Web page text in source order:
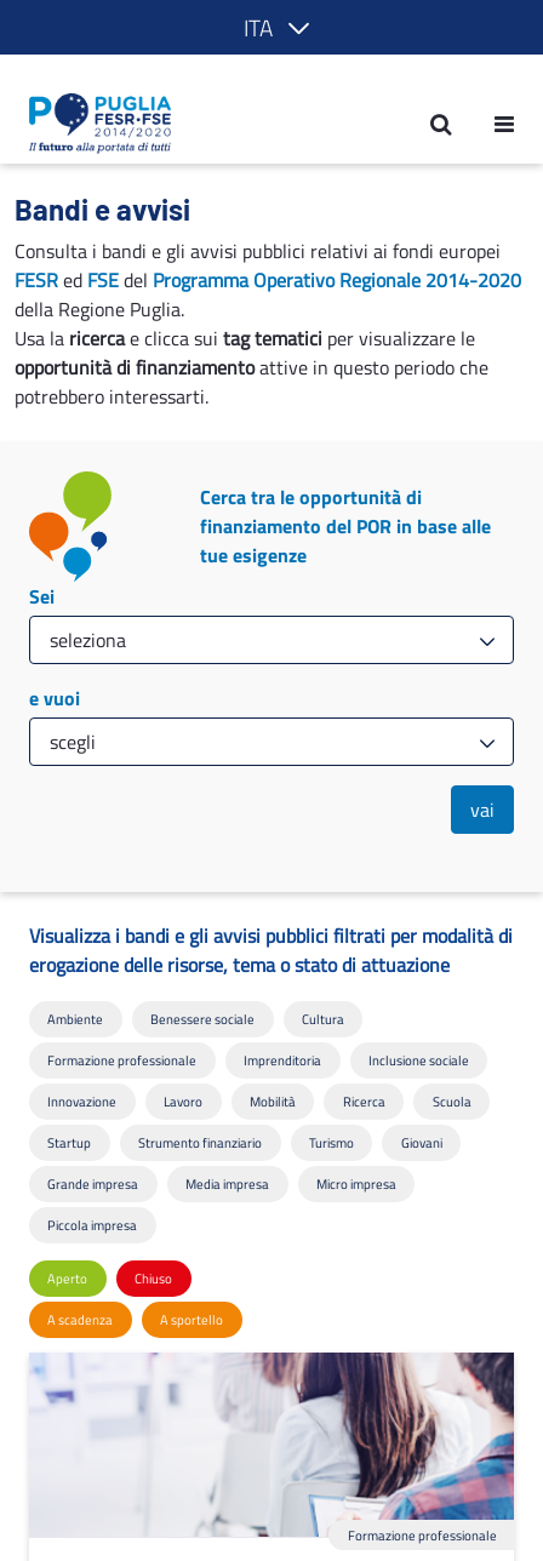
ITA
Bandi e avvisi - POR Puglia 2014-2020
Bandi e avvisi
Consulta i bandi e gli avvisi pubblici relativi ai fondi europei
FESRed FSEdel Programma Operativo Regionale 2014-2020
della Regione Puglia.
Usa la ricercae clicca sui tag tematici per visualizzare le
opportunità di finanziamentoattive in questo periodo che
potrebbero interessarti.
Cerca tra le opportunità di
finanziamento del POR in base alle
tue esigenze
Sei
e vuoi
vai
Formazione professionale
Visualizza i bandi e gli avvisi pubblici filtrati per modalità di
erogazione delle risorse, tema o stato di attuazione
Ambiente Benessere sociale Cultura
Formazione professionale Imprenditoria Inclusione sociale
Innovazione Lavoro Mobilità Ricerca Scuola
Startup Strumento finanziario Turismo Giovani
Grande impresa Media impresa Micro impresa
Piccola impresa
Aperto Chiuso
A scadenza A sportello